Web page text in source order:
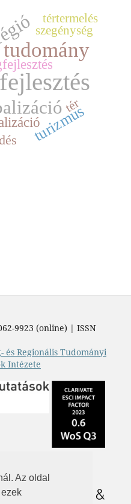
Az oldal
turizmus
szegénység
tér
tértermelés
9923 (online) | ISSN
és Regionális Tudományi
Intézete